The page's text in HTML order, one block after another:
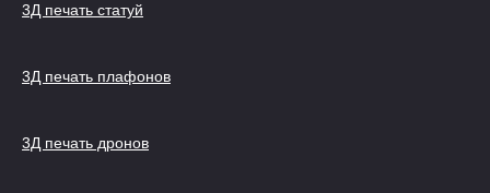
3Д печать статуй
3Д печать плафонов
3Д печать дронов